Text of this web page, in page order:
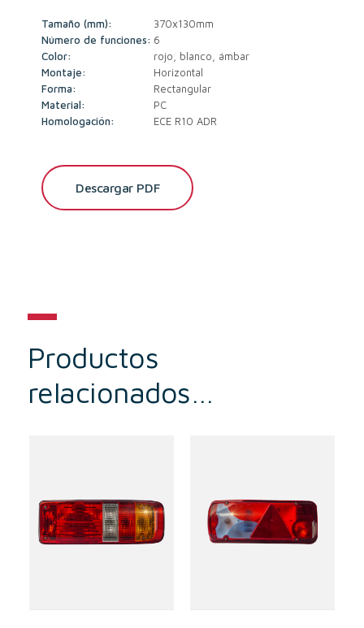
Tamaño (mm):
370x130mm
Número de funciones: 6
Color:
rojo, blanco, ámbar
Montaje:
Horizontal
Forma:
Rectangular
Material:
PC
Homologación:
ECE R10 ADR
Descargar PDF
Productos
relacionados…